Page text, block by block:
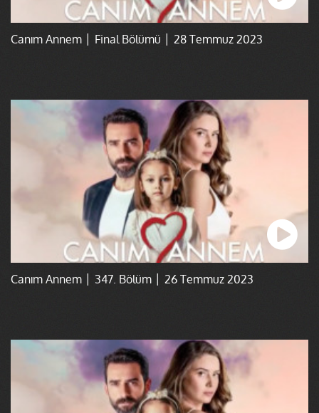
Canım Annem │ Final Bölümü │ 28 Temmuz 2023
Canım Annem │ 347. Bölüm │ 26 Temmuz 2023